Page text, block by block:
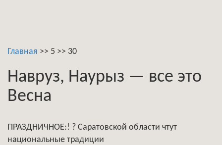
Главная >> 5 >> 30
Навруз, Наурыз — все это
Весна
ПРАЗДНИЧНОЕ:! ? Саратовской области чтут
национальные традиции